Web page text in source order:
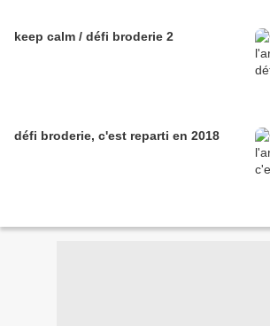
keep calm / défi broderie 2
défi broderie, c'est reparti en 2018